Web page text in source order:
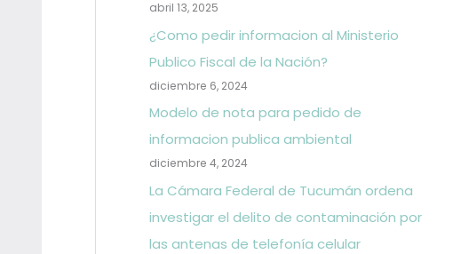
abril 13, 2025
¿Como pedir informacion al Ministerio
Publico Fiscal de la Nación?
diciembre 6, 2024
Modelo de nota para pedido de
informacion publica ambiental
diciembre 4, 2024
La Cámara Federal de Tucumán ordena
investigar el delito de contaminación por
las antenas de telefonía celular